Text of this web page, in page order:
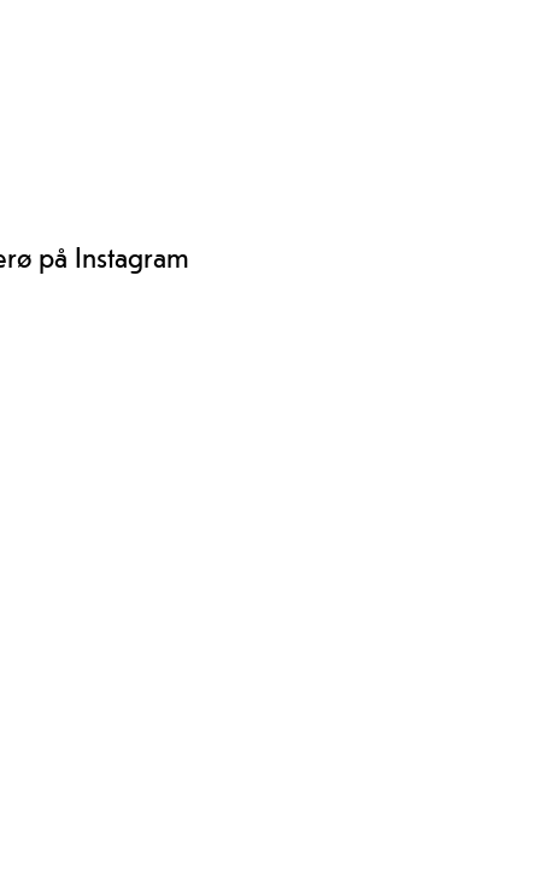
på Instagram